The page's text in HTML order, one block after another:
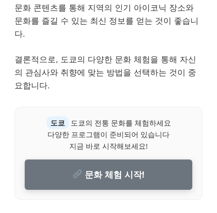
문화 콘텐츠를 통해 지역의 인기 아이코닉 장소와
문화를 즐길 수 있는 최신 정보를 얻는 것이 좋습니
다.
결론적으로, 도쿄의 다양한 문화 체험을 통해 자신
의 관심사와 취향에 맞는 방법을 선택하는 것이 중
요합니다.
도쿄
도쿄의 전통 문화를 체험하세요
다양한 프로그램이 준비되어 있습니다
지금 바로 시작해보세요!
문화 체험 시작!